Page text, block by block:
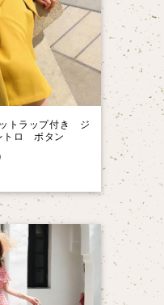
トラップ付き ジ
トロ ボタン